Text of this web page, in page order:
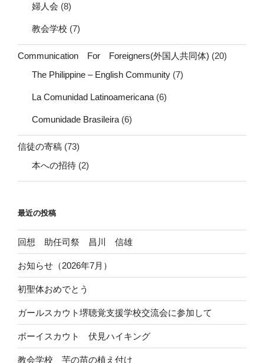
婦人会 (8)
教会学校 (7)
Communication For Foreigners(外国人共同体) (20)
The Philippine – English Community (7)
La Comunidad Latinoamericana (6)
Comunidade Brasileira (6)
信徒の寄稿 (73)
本への招待 (2)
最近の投稿
回想 助任司祭 昌川 信雄
お知らせ（2026年7月）
初聖体おめでとう
ガールスカウト堺聴覚支援学校交流会に参加して
ボーイスカウト 伏見ハイキング
教会学校 芋の苗の植え付け